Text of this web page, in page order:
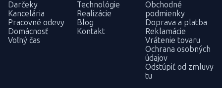
Darčeky
Kancelária
Pracovné odevy
Domácnosť
Voľný čas
Technológie
Realizácie
Blog
Kontakt
Obchodné
podmienky
Doprava a platba
Reklamácie
Vrátenie tovaru
Ochrana osobných
údajov
Odstúpiť od zmluvy
tu